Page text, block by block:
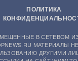
ПОЛИТИКА
В СЕТЕВОМ
МАТЕРИАЛЫ
ДРУГИМИ